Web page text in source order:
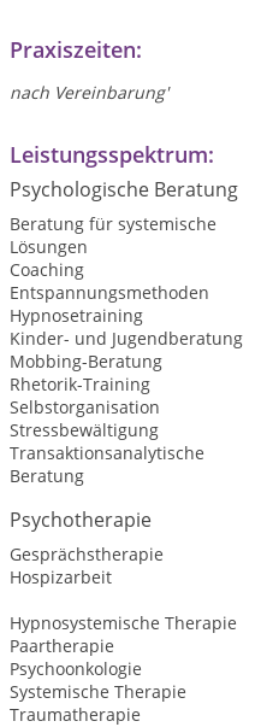
Praxiszeiten:
nach Vereinbarung'
Leistungsspektrum:
Psychologische Beratung
Beratung für systemische
Lösungen
Coaching
Entspannungsmethoden
Hypnosetraining
Kinder- und Jugendberatung
Mobbing-Beratung
Rhetorik-Training
Selbstorganisation
Stressbewältigung
Transaktionsanalytische
Beratung
Psychotherapie
Gesprächstherapie
Hospizarbeit
Hypnosystemische Therapie
Paartherapie
Psychoonkologie
Systemische Therapie
Traumatherapie